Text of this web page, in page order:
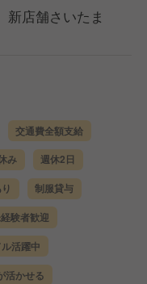
新店舗さいたま
交通費全額支給
み 週休2日
制服貸与
験者歓迎
活躍中
活かせる